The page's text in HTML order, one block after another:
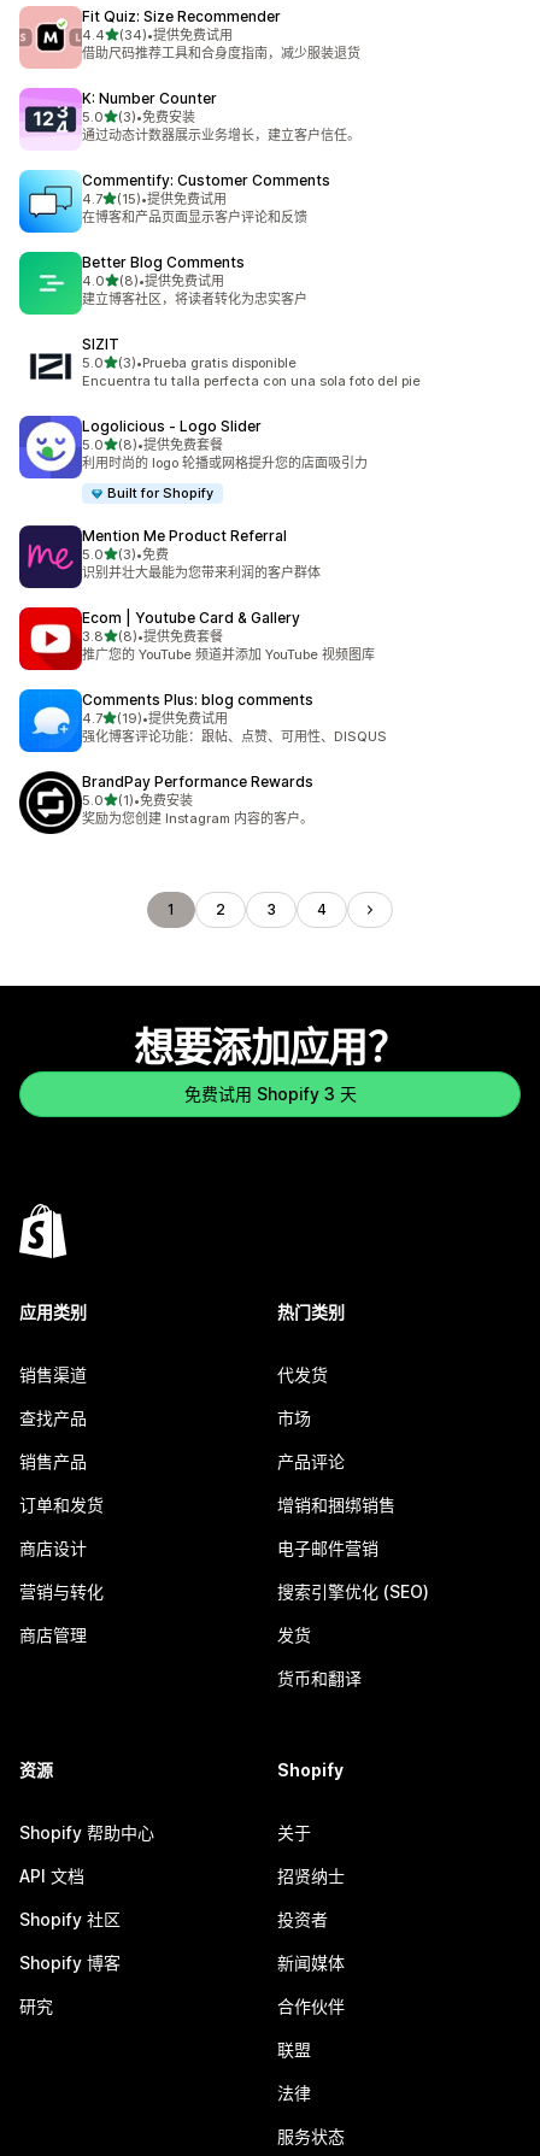
Fit Quiz: Size Recommender
4.4星（满分 5 星）
(34)
总共 34 条评论
•提供免费试用
借助尺码推荐工具和合身度指南，减少服装退货
K: Number Counter
5.0星（满分 5 星）
(3)
总共 3 条评论
•免费安装
通过动态计数器展示业务增长，建立客户信任。
Commentify: Customer Comments
4.7星（满分 5 星）
(15)
总共 15 条评论
•提供免费试用
在博客和产品页面显示客户评论和反馈
Better Blog Comments
4.0星（满分 5 星）
(8)
总共 8 条评论
•提供免费试用
建立博客社区，将读者转化为忠实客户
SIZIT
5.0星（满分 5 星）
(3)
总共 3 条评论
•Prueba gratis disponible
Encuentra tu talla perfecta con una sola foto del pie
Logolicious ‑ Logo Slider
5.0星（满分 5 星）
(8)
总共 8 条评论
•提供免费套餐
利用时尚的 logo 轮播或网格提升您的店面吸引力
Built for Shopify
Mention Me Product Referral
5.0星（满分 5 星）
(3)
总共 3 条评论
•免费
识别并壮大最能为您带来利润的客户群体
Ecom | Youtube Card & Gallery
3.8星（满分 5 星）
(8)
总共 8 条评论
•提供免费套餐
推广您的 YouTube 频道并添加 YouTube 视频图库
Comments Plus: blog comments
4.7星（满分 5 星）
(19)
总共 19 条评论
•提供免费试用
强化博客评论功能：跟帖、点赞、可用性、DISQUS
BrandPay Performance Rewards
5.0星（满分 5 星）
(1)
总共 1 条评论
•免费安装
奖励为您创建 Instagram 内容的客户。
1 2 3 4
想要添加应用？
免费试用 Shopify 3 天
应用类别
销售渠道
查找产品
销售产品
订单和发货
商店设计
营销与转化
商店管理
热门类别
代发货
市场
产品评论
增销和捆绑销售
电子邮件营销
搜索引擎优化 (SEO)
发货
货币和翻译
资源
Shopify 帮助中心
API 文档
Shopify 社区
Shopify 博客
研究
Shopify
关于
招贤纳士
投资者
新闻媒体
合作伙伴
联盟
法律
服务状态